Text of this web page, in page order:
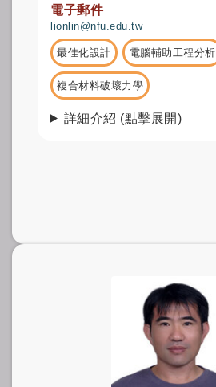
電子郵件
lionlin@nfu.edu.tw
最佳化設計 電腦輔助工程分析
複合材料破壞力學
詳細介紹 (點擊展開)